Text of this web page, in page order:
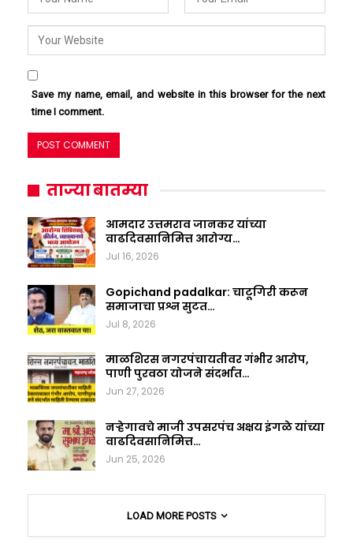
Save my name, email, and website in this browser for the next
time I comment.
ताज्या बातम्या
आमदार उत्तमराव जानकर यांच्या
वाढदिवसानिमित्त आरोग्य…
Jul 16, 2026
Gopichand padalkar: चाटूगिरी करून
समाजाचा प्रश्न सुटत…
Jul 8, 2026
माळशिरस नगरपंचायतीवर गंभीर आरोप,
पाणी पुरवठा योजने संदर्भात…
Jun 27, 2026
नऱ्हेगावचे माजी उपसरपंच अक्षय इंगळे यांच्या
वाढदिवसानिमित्त…
Jun 25, 2026
LOAD MORE POSTS